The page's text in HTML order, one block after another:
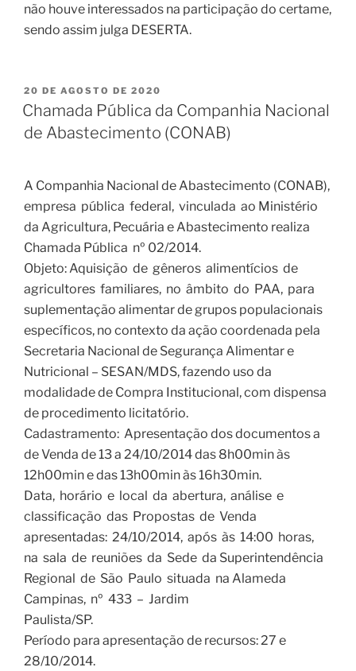
não houve interessados na participação do certame,
sendo assim julga DESERTA.
20 DE AGOSTO DE 2020
Chamada Pública da Companhia Nacional
de Abastecimento (CONAB)
A Companhia Nacional de Abastecimento (CONAB),
empresa pública federal, vinculada ao Ministério
da Agricultura, Pecuária e Abastecimento realiza
Chamada Pública nº 02/2014.
Objeto: Aquisição de gêneros alimentícios de
agricultores familiares, no âmbito do PAA, para
suplementação alimentar de grupos populacionais
específicos, no contexto da ação coordenada pela
Secretaria Nacional de Segurança Alimentar e
Nutricional – SESAN/MDS, fazendo uso da
modalidade de Compra Institucional, com dispensa
de procedimento licitatório.
Cadastramento: Apresentação dos documentos a
de Venda de 13 a 24/10/2014 das 8h00min às
12h00min e das 13h00min às 16h30min.
Data, horário e local da abertura, análise e
classificação das Propostas de Venda
apresentadas: 24/10/2014, após às 14:00 horas,
na sala de reuniões da Sede da Superintendência
Regional de São Paulo situada na Alameda
Campinas, nº 433 – Jardim
Paulista/SP.
Período para apresentação de recursos: 27 e
28/10/2014.